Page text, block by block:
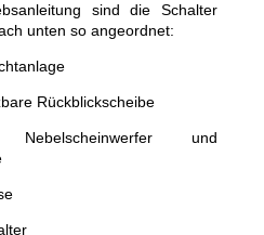
sind die Schalter
unten so angeordnet:
Rückblickscheibe
und